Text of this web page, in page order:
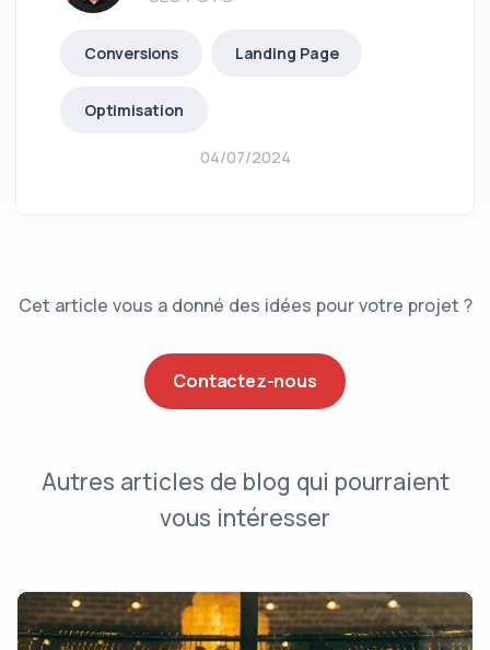
Conversions Landing Page
Optimisation
04/07/2024
Cet article vous a donné des idées pour votre projet ?
Contactez-nous
Autres articles de blog qui pourraient
vous intéresser